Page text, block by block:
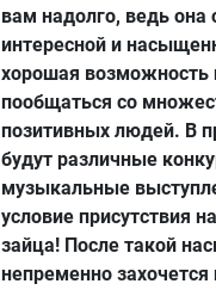
вам надолго, ведь
интересной и
хорошая возможность
пообщаться со
позитивных людей. В
будут различные
музыкальные
условие присутствия
зайца! После такой
непременно